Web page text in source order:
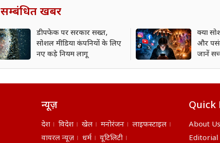
सम्बंधित खबर
डीपफेक पर सरकार सख्त,
सोशल मीडिया कंपनियों के लिए
नए कड़े नियम लागू
क्या
और पसंद
जानें
न्यूज़
देश विदेश खेल मनोरंजन
लाइफस्टाइल
वायरल न्यूज़
धर्म यूटिलिटी
Quick
About Us
Editorial